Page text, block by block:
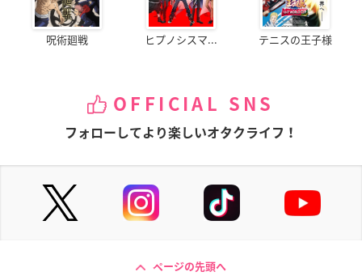
呪術廻戦 ヒプノシスマ... テニスの王子様
OFFICIAL SNS
フォローしてより楽しいオタクライフ！
ページの先頭へ